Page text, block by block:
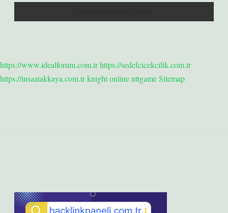
https://www.idealforum.com.trhttps://sedefcicekcilik.com.tr
https://insaatakkaya.com.trknight onlinenttgameSitemap